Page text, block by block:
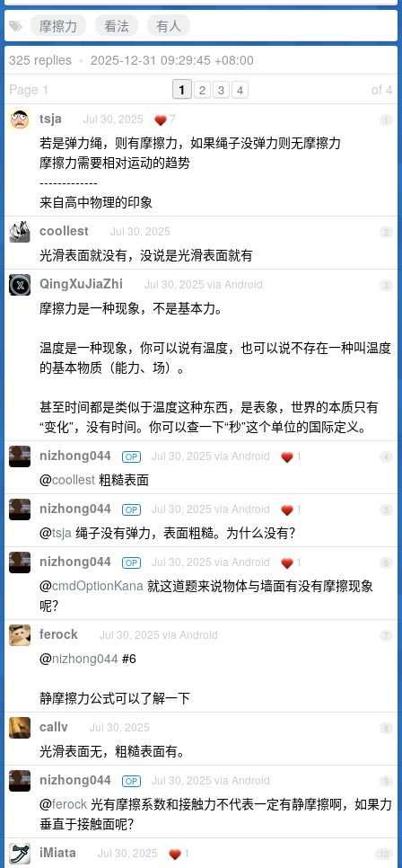
摩擦力
看法
有人
325 replies • 2025-12-31 09:29:45 +08:00
Page 1
of 4
1 2 3 4
1
tsja Jul 30, 2025 7
若是弹力绳，则有摩擦力，如果绳子没弹力则无摩擦力
摩擦力需要相对运动的趋势
-------------
来自高中物理的印象
2
coollest Jul 30, 2025
光滑表面就没有，没说是光滑表面就有
3
QingXuJiaZhi Jul 30, 2025 via Android
摩擦力是一种现象，不是基本力。
温度是一种现象，你可以说有温度，也可以说不存在一种叫温度
的基本物质（能力、场）。
甚至时间都是类似于温度这种东西，是表象，世界的本质只有
“变化”，没有时间。你可以查一下“秒”这个单位的国际定义。
4
nizhong044 OP Jul 30, 2025 via Android 1
@coollest 粗糙表面
5
nizhong044 OP Jul 30, 2025 via Android 1
@tsja 绳子没有弹力，表面粗糙。为什么没有？
6
nizhong044 OP Jul 30, 2025 via Android 1
@cmdOptionKana 就这道题来说物体与墙面有没有摩擦现象
呢？
7
ferock Jul 30, 2025 via Android
@nizhong044 #6
静摩擦力公式可以了解一下
8
callv Jul 30, 2025
光滑表面无，粗糙表面有。
9
nizhong044 OP Jul 30, 2025 via Android
@ferock 光有摩擦系数和接触力不代表一定有静摩擦啊，如果力
垂直于接触面呢？
10
iMiata Jul 30, 2025 1